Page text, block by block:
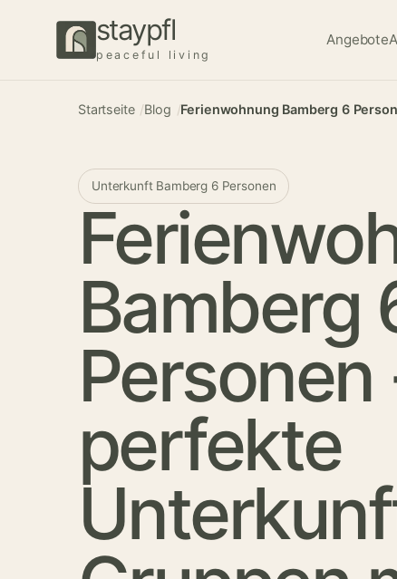
staypfl
peaceful living
Angebote
Startseite Blog Ferienwohnung Bamberg 6
Unterkunft Bamberg 6 Personen
Bamberg
Personen
perfekte